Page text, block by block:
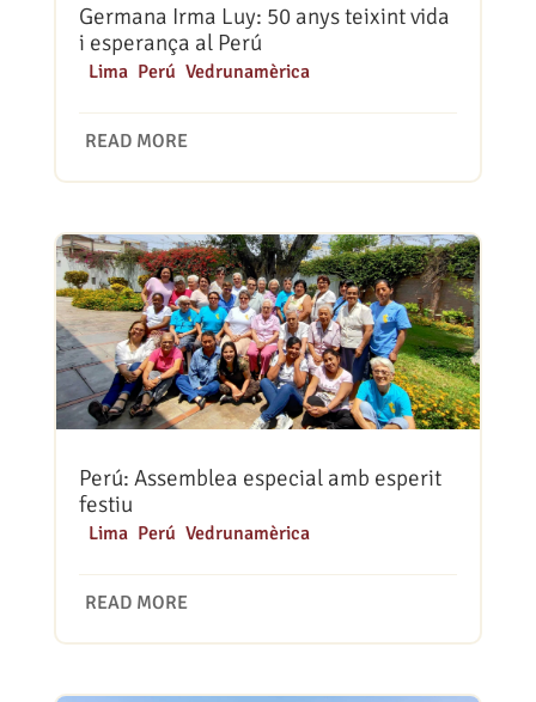
Germana Irma Luy: 50 anys teixint vida
i esperança al Perú
Lima, Perú Vedrunamèrica
READ MORE
Perú: Assemblea especial amb esperit
festiu
Lima, Perú Vedrunamèrica
READ MORE